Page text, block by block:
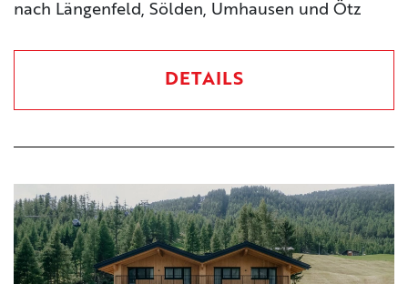
nach Längenfeld, Sölden, Umhausen und Ötz
DETAILS